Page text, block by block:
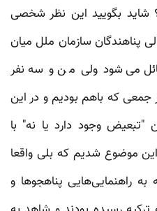
بگویید این نظر شخصی
پناهندگان سازمان ملل میان
می‌شود ولی من و سه نفر
جمعی که باهم بودیم و در این
"تبعیض وجود دارد یا نه" با
موضوع شدیم که بلی واقعا
راهنمایی‌هایی پناهجوها و